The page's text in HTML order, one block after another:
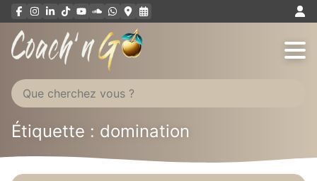
Aller
au
Étiquette : domination